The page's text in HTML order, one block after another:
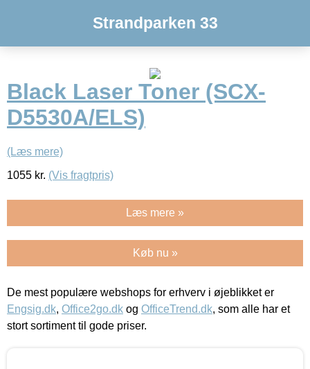
Strandparken 33
Black Laser Toner (SCX-
D5530A/ELS)
(Læs mere)
1055 kr. (Vis fragtpris)
Læs mere »
Køb nu »
De mest populære webshops for erhverv i øjeblikket er
Engsig.dk, Office2go.dk og OfficeTrend.dk, som alle har et
stort sortiment til gode priser.